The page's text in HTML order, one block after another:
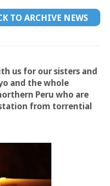
TO ARCHIVE NEWS
us for our sisters and
and the whole
Peru who are
from torrential